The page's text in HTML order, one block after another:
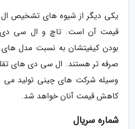
یکی دیگر از شیوه های تشخیص
قیمت آن است. تاچ و ال سی دی
بودن کیفیتشان به نسبت مدل
صرفه تر هستند. ال سی دی های
وسیله شرکت های چینی تولید می
کاهش قیمت آنان خواهد شد.
شماره سریال